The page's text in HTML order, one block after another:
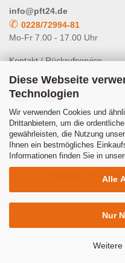
Diese Webseite
Technologien
Wir verwenden Cookies und
Drittanbietern, um die
gewährleisten, die Nutzung
Ihnen ein bestmögliches
Informationen finden Sie in
Alle
Nur
Weitere
info@pft24.de
✆ 0228/72994-81
Mo-Fr 7.00 - 17.00 Uhr
Kontakt / Rückrufservice
Powered by Translate
Shopping Cart